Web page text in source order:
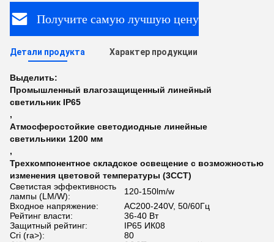
Получите самую лучшую цену
Детали продукта Характер продукции
Выделить:
Промышленный влагозащищенный линейный
светильник IP65
,
Атмосферостойкие светодиодные линейные
светильники 1200 мм
,
Трехкомпонентное складское освещение с возможностью
изменения цветовой температуры (3CCT)
Светистая эффективность
лампы (LM/W):
120-150lm/w
Входное напряжение:
AC200-240V, 50/60Гц
Рейтинг власти:
36-40 Вт
Защитный рейтинг:
IP65 ИК08
Cri (ra>):
80